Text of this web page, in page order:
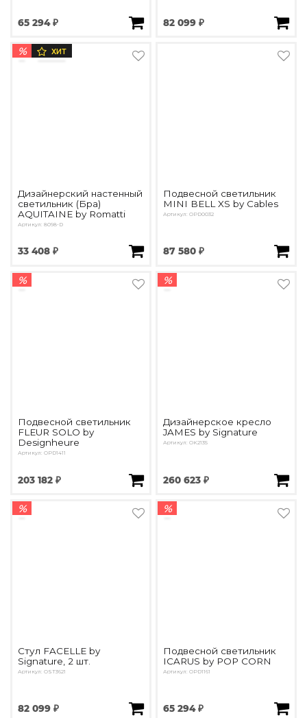
65 294 ₽ 82 099 ₽
% ХИТ
Дизайнерский настенный
светильник (Бра)
AQUITAINE by Romatti
Артикул: 8098-D
33 408 ₽
Подвесной светильник
MINI BELL XS by Cables
Артикул: OPD0032
87 580 ₽
%
Подвесной светильник
FLEUR SOLO by
Designheure
Артикул: OPD1411
203 182 ₽
%
Дизайнерское кресло
JAMES by Signature
Артикул: OK2135
260 623 ₽
%
Стул FACELLE by
Signature, 2 шт.
Артикул: OST3621
82 099 ₽
%
Подвесной светильник
ICARUS by POP CORN
Артикул: OPD1161
65 294 ₽